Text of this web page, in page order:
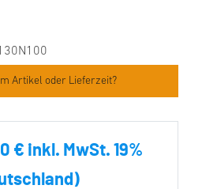
Artikel oder Lieferzeit?
€ inkl. MwSt. 19%